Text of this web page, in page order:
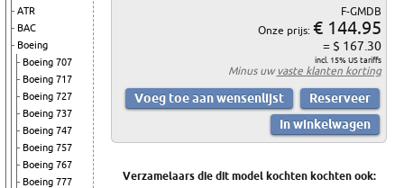
ATR
BAC
Boeing
Boeing 707
Boeing 717
Boeing 727
Boeing 737
Boeing 747
Boeing 757
Boeing 767
Boeing 777
F-GMDB
Onze prijs: € 144.95
= $ 167.30
incl. 15% US tariffs
Minus uwvaste klanten korting
Verzamelaars die dit model kochten kochten ook: